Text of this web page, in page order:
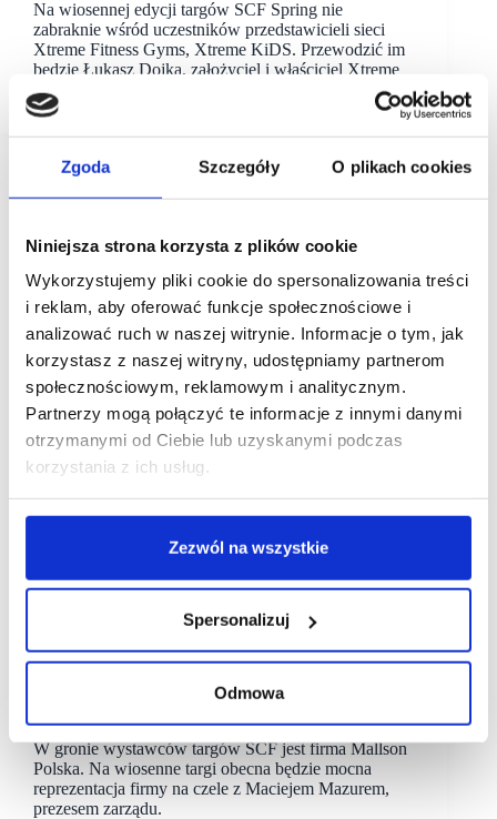
Zgoda Szczegóły O plikach cookies
Niniejsza strona korzysta z plików cookie
Wykorzystujemy pliki cookie do spersonalizowania treści
i reklam, aby oferować funkcje społecznościowe i
analizować ruch w naszej witrynie. Informacje o tym, jak
korzystasz z naszej witryny, udostępniamy partnerom
społecznościowym, reklamowym i analitycznym.
Partnerzy mogą połączyć te informacje z innymi danymi
otrzymanymi od Ciebie lub uzyskanymi podczas
korzystania z ich usług.
Zezwól na wszystkie
Spersonalizuj
Odmowa
Na wiosennej edycji targów SCF Spring nie
zabraknie wśród uczestników przedstawicieli sieci
Xtreme Fitness Gyms, Xtreme KiDS. Przewodzić im
będzie Łukasz Dojka, założyciel i właściciel Xtreme
Brands.
10/03/2025 Mallson #scf2025spring
[SCF 2025 Spring] Stoisko Mallson Polska
W gronie wystawców targów SCF jest firma Mallson
Polska. Na wiosenne targi obecna będzie mocna
reprezentacja firmy na czele z Maciejem Mazurem,
prezesem zarządu.